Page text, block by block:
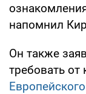
напомнил
Он также
требовать от